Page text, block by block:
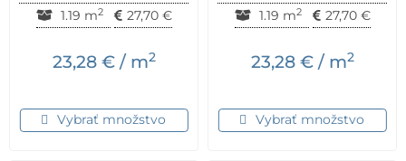
1.19 m2 27,70 €
23,28 €/ m2
Vybrať množstvo
1.19 m2 27,70 €
23,28 €/ m2
Vybrať množstvo